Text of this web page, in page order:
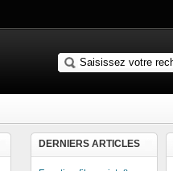
DERNIERS ARTICLES